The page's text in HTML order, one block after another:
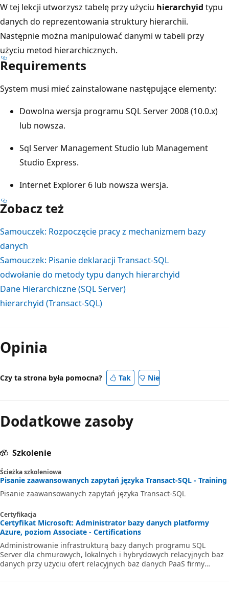
W tej lekcji utworzysz tabelę przy użyciu hierarchyid typu
danych do reprezentowania struktury hierarchii.
Następnie można manipulować danymi w tabeli przy
użyciu metod hierarchicznych.
Requirements
System musi mieć zainstalowane następujące elementy:
Dowolna wersja programu SQL Server 2008 (10.0.x)
lub nowsza.
Sql Server Management Studio lub Management
Studio Express.
Internet Explorer 6 lub nowsza wersja.
Zobacz też
Samouczek: Rozpoczęcie pracy z mechanizmem bazy
danych
Samouczek: Pisanie deklaracji Transact-SQL
odwołanie do metody typu danych hierarchyid
Dane Hierarchiczne (SQL Server)
hierarchyid (Transact-SQL)
odczytu
wyłączony
Opinia
Czy ta strona była pomocna? Tak Nie
Dodatkowe zasoby
Szkolenie
Ścieżka szkoleniowa
Pisanie zaawansowanych zapytań języka Transact-SQL - Training
Pisanie zaawansowanych zapytań języka Transact-SQL
Certyfikacja
Certyfikat Microsoft: Administrator bazy danych platformy
Azure, poziom Associate - Certifications
Administrowanie infrastrukturą bazy danych programu SQL
Server dla chmurowych, lokalnych i hybrydowych relacyjnych baz
danych przy użyciu ofert relacyjnych baz danych PaaS firmy